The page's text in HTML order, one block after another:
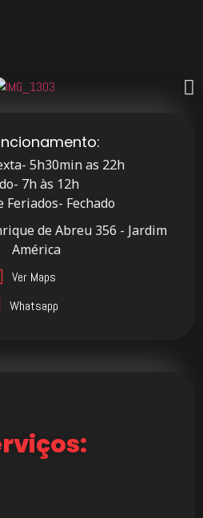
5h30min as 22h
7h às 12h
Feriados- Fechado
de Abreu 356 - Jardim
América
Ver Maps
Whatsapp